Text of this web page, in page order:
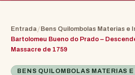
Entrada/ Bens Quilombolas Materias e
Bartolomeu Bueno do Prado –
Massacre de 1759
BENS QUILOMBOLAS MATERIAS